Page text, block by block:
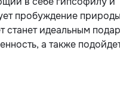
пробуждение
станет идеальным
а также